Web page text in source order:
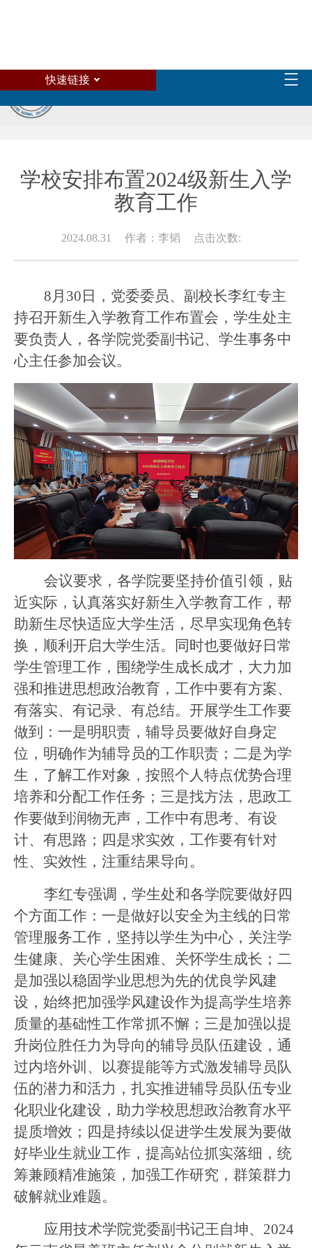
快速链接
学校安排布置2024级新生入学
教育工作
2024.08.31 作者：李韬 点击次数:
8月30日，党委委员、副校长李红专主
持召开新生入学教育工作布置会，学生处主
要负责人，各学院党委副书记、学生事务中
心主任参加会议。
会议要求，各学院要坚持价值引领，贴
近实际，认真落实好新生入学教育工作，帮
助新生尽快适应大学生活，尽早实现角色转
换，顺利开启大学生活。同时也要做好日常
学生管理工作，围绕学生成长成才，大力加
强和推进思想政治教育，工作中要有方案、
有落实、有记录、有总结。开展学生工作要
做到：一是明职责，辅导员要做好自身定
位，明确作为辅导员的工作职责；二是为学
生，了解工作对象，按照个人特点优势合理
培养和分配工作任务；三是找方法，思政工
作要做到润物无声，工作中有思考、有设
计、有思路；四是求实效，工作要有针对
性、实效性，注重结果导向。
李红专强调，学生处和各学院要做好四
个方面工作：一是做好以安全为主线的日常
管理服务工作，坚持以学生为中心，关注学
生健康、关心学生困难、关怀学生成长；二
是加强以稳固学业思想为先的优良学风建
设，始终把加强学风建设作为提高学生培养
质量的基础性工作常抓不懈；三是加强以提
升岗位胜任力为导向的辅导员队伍建设，通
过内培外训、以赛提能等方式激发辅导员队
伍的潜力和活力，扎实推进辅导员队伍专业
化职业化建设，助力学校思想政治教育水平
提质增效；四是持续以促进学生发展为要做
好毕业生就业工作，提高站位抓实落细，统
筹兼顾精准施策，加强工作研究，群策群力
破解就业难题。
应用技术学院党委副书记王自坤、2024